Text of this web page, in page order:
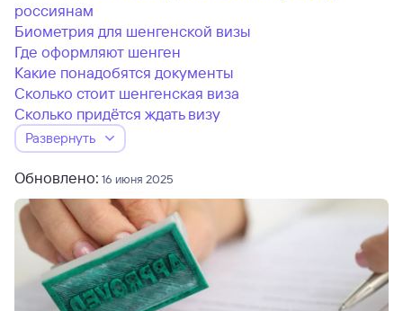
россиянам
Биометрия для шенгенской визы
Где оформляют шенген
Какие понадобятся документы
Сколько стоит шенгенская виза
Сколько придётся ждать визу
Развернуть
Обновлено: 16 июня 2025